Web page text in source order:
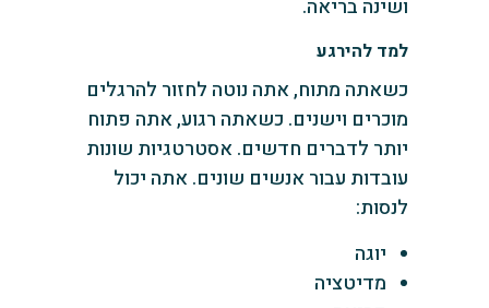
ושינה בריאה.
למד להירגע
כשאתה מתוח, אתה נוטה לחזור להרגלים
מוכרים וישנים. כשאתה רגוע, אתה פתוח
יותר לדברים חדשים. אסטרטגיות שונות
עובדות עבור אנשים שונים. אתה יכול
לנסות:
יוגה
מדיטציה